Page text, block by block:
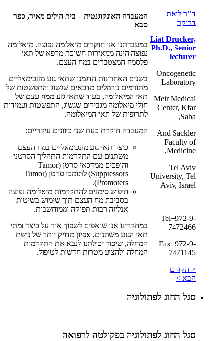
ד"ר ליאת
דרוקר
Liat Drucker,
Ph.D., Senior
lecturer
Oncogenetic
Laboratory
Meir Medical
Center, Kfar
Saba,
And Sackler
Faculty of
Medicine,
Tel Aviv
University, Tel
Aviv, Israel
Tel+972-9-
7472466
Fax+972-9-
7471145
המעבדה האונקוגנטית – בית חולים מאיר, כפר
סבא
במעבדתנו אנו חוקרים מיאלומה נפוצה. מיאלומה
נפוצה הינה ממאירות חשוכת מרפא של תאי
פלסמה המצטברים במח העצם.
בשנים האחרונות הדגמנו שתאי גזע מזנכימאליים
מתורמים נורמלים מדכאים שגשוג והתפשטות של
תאי המיאלומה, בעוד שתאי גזע ממח עצם של
חולי מיאלומה מגבירים שגשוג, התפשטות ועמידות
לתרופות של תאי המיאלומה.
המעבדה חוקרת כעת שני כיוונים עיקריים:
כיצד תאי גזע מזנכימאליים במח העצם
משתנים עם התקדמות התהליך הסרטני
והופכים ממדכאי סרטן (Tumor
Suppressors) לתומכי סרטן (Tumor
Promoters
).
חיפוש סימנים להתקדמות מיאלומה נפוצה
בסביבת מח העצם תוך שימוש בשיטות
אנליזה רבות תפוקה וממוחשבות.
במחקרינו אנו שואפים לשפוך אור על כיצד ומתי
תאי הגזע משתנים, אפיון מדויק יותר של נישת
המחלה, שיפור יכולתנו לנבא את התקדמות
המחלה ולהציע מטרות חדשות לטיפול.
< הקודם
הבא >
סגל החוג לפתולוגיה
סגל החוג לפתולוגיה בפקולטה לרפואה